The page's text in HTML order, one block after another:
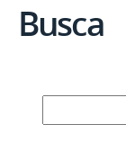
Busca